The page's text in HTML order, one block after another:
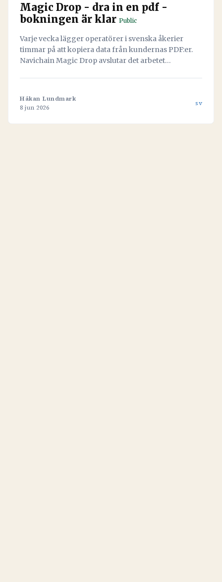
Magic Drop - dra in en pdf -
bokningen är klar Public
Varje vecka lägger operatörer i svenska åkerier
timmar på att kopiera data från kundernas PDF:er.
Navichain Magic Drop avslutar det arbetet
Håkan Lundmark
8 jun 2026
sv